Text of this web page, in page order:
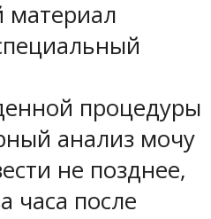
материал
процедуры
анализ мочу
не позднее,
часа после